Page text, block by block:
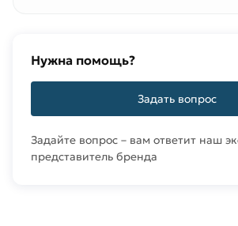
Нужна помощь?
Задать вопрос
Задайте вопрос – вам ответит наш
представитель бренда